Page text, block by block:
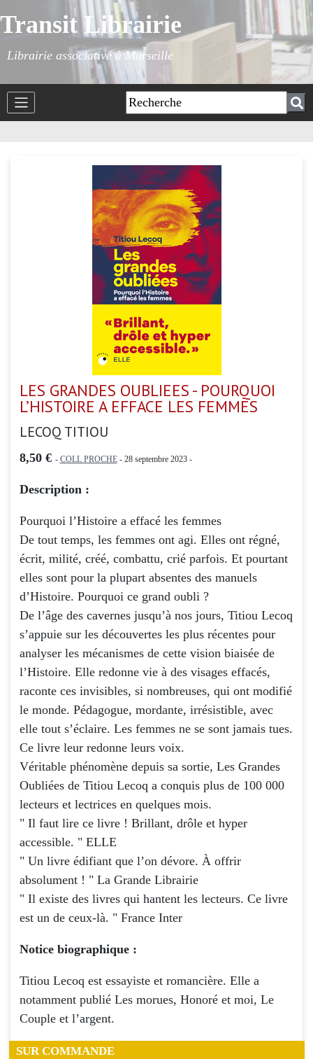
Transit Librairie
Librairie associative à Marseille
LES GRANDES OUBLIEES - POURQUOI
L’HISTOIRE A EFFACE LES FEMMES
LECOQ TITIOU
8,50 € - COLL PROCHE- 28 septembre 2023 -
Description :
Pourquoi l’Histoire a effacé les femmes
De tout temps, les femmes ont agi. Elles ont régné,
écrit, milité, créé, combattu, crié parfois. Et pourtant
elles sont pour la plupart absentes des manuels
d’Histoire. Pourquoi ce grand oubli ?
De l’âge des cavernes jusqu’à nos jours, Titiou Lecoq
s’appuie sur les découvertes les plus récentes pour
analyser les mécanismes de cette vision biaisée de
l’Histoire. Elle redonne vie à des visages effacés,
raconte ces invisibles, si nombreuses, qui ont modifié
le monde. Pédagogue, mordante, irrésistible, avec
elle tout s’éclaire. Les femmes ne se sont jamais tues.
Ce livre leur redonne leurs voix.
Véritable phénomène depuis sa sortie, Les Grandes
Oubliées de Titiou Lecoq a conquis plus de 100 000
lecteurs et lectrices en quelques mois.
" Il faut lire ce livre ! Brillant, drôle et hyper
accessible. " ELLE
" Un livre édifiant que l’on dévore. À offrir
absolument ! " La Grande Librairie
" Il existe des livres qui hantent les lecteurs. Ce livre
est un de ceux-là. " France Inter
Notice biographique :
Titiou Lecoq est essayiste et romancière. Elle a
notamment publié Les morues, Honoré et moi, Le
Couple et l’argent.
SUR COMMANDE